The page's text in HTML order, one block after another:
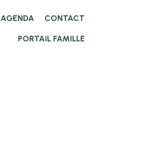
AGENDA CONTACT
PORTAIL FAMILLE